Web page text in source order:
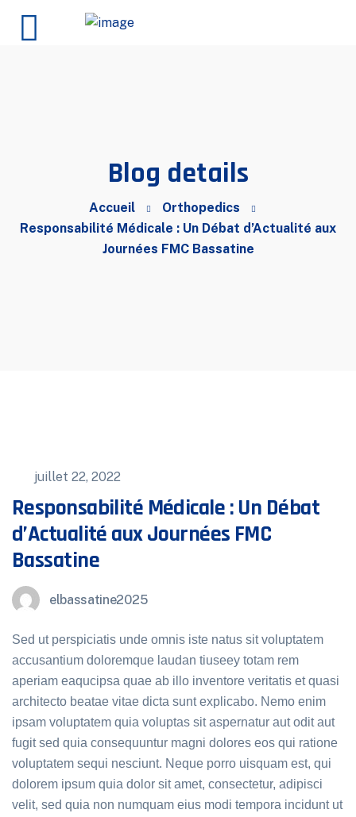
Blog details
Accueil
Orthopedics
Responsabilité Médicale : Un Débat d’Actualité aux
Journées FMC Bassatine
juillet 22, 2022
Responsabilité Médicale : Un Débat
d’Actualité aux Journées FMC
Bassatine
elbassatine2025
Sed ut perspiciatis unde omnis iste natus sit voluptatem
accusantium doloremque laudan tiuseey totam rem
aperiam eaqucipsa quae ab illo inventore veritatis et quasi
architecto beatae vitae dicta sunt explicabo. Nemo enim
ipsam voluptatem quia voluptas sit aspernatur aut odit aut
fugit sed quia consequuntur magni dolores eos qui ratione
voluptatem sequi nesciunt. Neque porro uisquam est, qui
dolorem ipsum quia dolor sit amet, consectetur, adipisci
velit, sed quia non numquam eius modi tempora incidunt ut